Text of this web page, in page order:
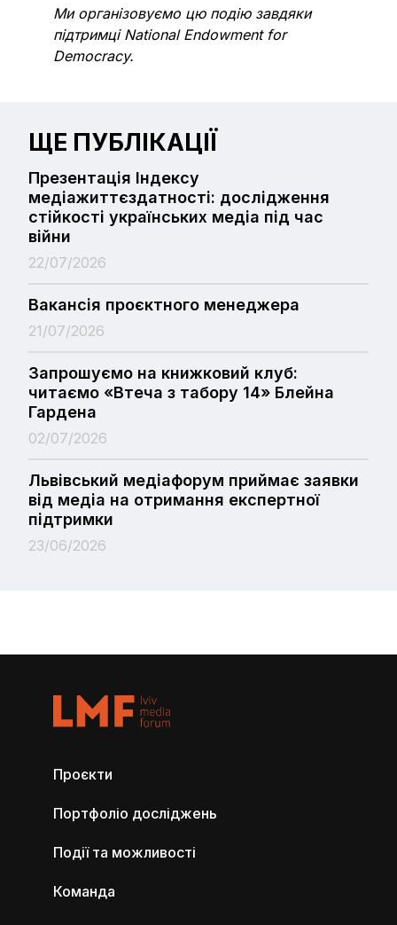
Ми організовуємо цю подію завдяки
підтримці National Endowment for
Democracy.
ЩЕ ПУБЛІКАЦІЇ
Презентація Індексу
медіажиттєздатності: дослідження
стійкості українських медіа під час
війни
22/07/2026
Вакансія проєктного менеджера
21/07/2026
Запрошуємо на книжковий клуб:
читаємо «Втеча з табору 14» Блейна
Гардена
02/07/2026
Львівський медіафорум приймає заявки
від медіа на отримання експертної
підтримки
23/06/2026
Проєкти
Портфоліо досліджень
Події та можливості
Команда